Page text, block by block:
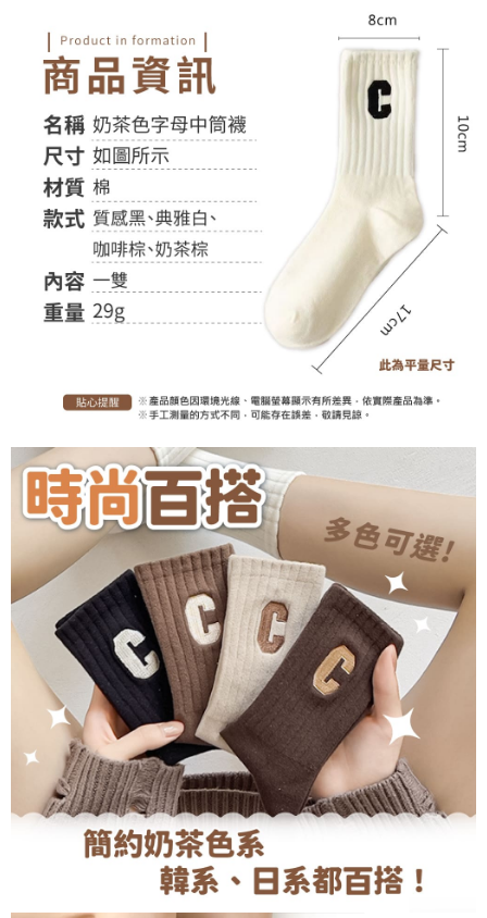
※ 請注意：結帳手續完成當下不需立刻繳費，但若您需要取消訂單，請聯絡
購買商品的店家。未經商家同意取消之訂單仍視為有效，需透過AFTEE先享
後付繳納相關費用。
※ 交易是否成功請以「AFTEE先享後付 」之結帳頁面顯示為準，若有關於
是否繳費成功／繳費後需取消欲退款等相關疑問，請聯繫「AFTEE先享後付
客戶支援中心」https://netprotections.freshdesk.com/support/home
【注意事項】
１．透過由恩沛科技股份有限公司提供之「AFTEE先享後付」服務完成之交
易，需依本服務之必要範圍內提供個人資料，並將交易相關給付款項請求債
權轉讓予恩沛科技股份有限公司。
２．關於個人資料處理事宜，請瀏覽以下網址：
https://aftee.tw/terms/#terms3
３．未成年的使用者請事先徵得法定代理人或監護人之同意方可使用
「AFTEE先享後付」，若未經同意申辦者引起之損失，本公司不負相關責
任。
４．使用「AFTEE先享後付」時，將依據個別帳號之用戶狀況，依本公司即
時審查核予不同之上限額度；若仍有額度不足之情形，本公司將視審查結果
５．嚴禁一人註冊多個帳號或使用他人資訊註冊。若發現惡意使用之情形，
恩沛科技股份有限公司將有權停止該用戶之使用額度並採取法律行動。
每筆NT$60，滿NT$399(含以上)免運費
付款後7-11取貨
每筆NT$60，滿NT$399(含以上)免運費
宅配
每筆NT$65，滿NT$99(含以上)免運費